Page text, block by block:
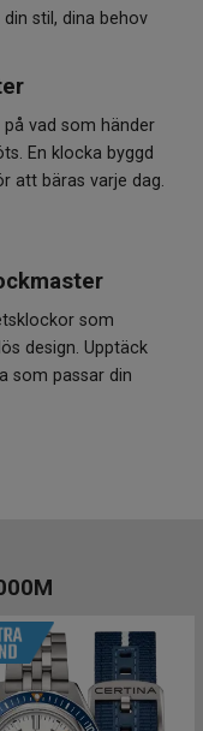
stil, dina behov
på vad som händer
En klocka byggd
att bäras varje dag.
som
design. Upptäck
som passar din